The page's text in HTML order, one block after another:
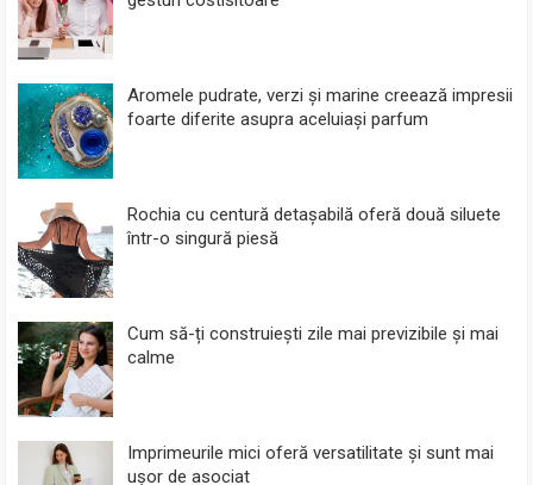
Aromele pudrate, verzi și marine creează impresii
foarte diferite asupra aceluiași parfum
Rochia cu centură detașabilă oferă două siluete
într-o singură piesă
Cum să-ți construiești zile mai previzibile și mai
calme
Imprimeurile mici oferă versatilitate și sunt mai
ușor de asociat